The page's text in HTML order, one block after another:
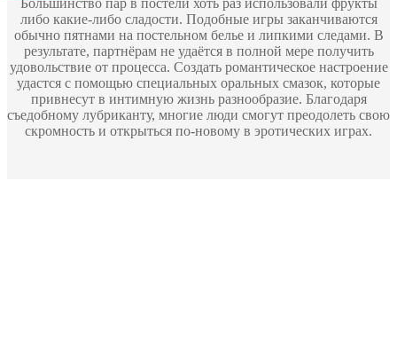
либо какие-либо сладости. Подобные игры заканчиваются
обычно пятнами на постельном белье и липкими следами. В
результате, партнёрам не удаётся в полной мере получить
удовольствие от процесса. Создать романтическое настроение
удастся с помощью специальных оральных смазок, которые
привнесут в интимную жизнь разнообразие. Благодаря
съедобному лубриканту, многие люди смогут преодолеть свою
скромность и открыться по-новому в эротических играх.